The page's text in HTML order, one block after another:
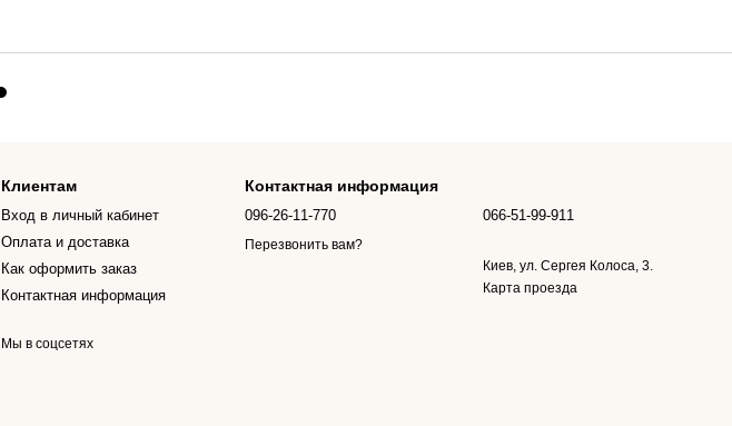
Клиентам
Вход в личный кабинет
Оплата и доставка
Как оформить заказ
Контактная информация
Мы в соцсетях
Контактная информация
096-26-11-770
Перезвонить вам?
066-51-99-911
Киев, ул. Сергея Колоса, 3.
Карта проезда